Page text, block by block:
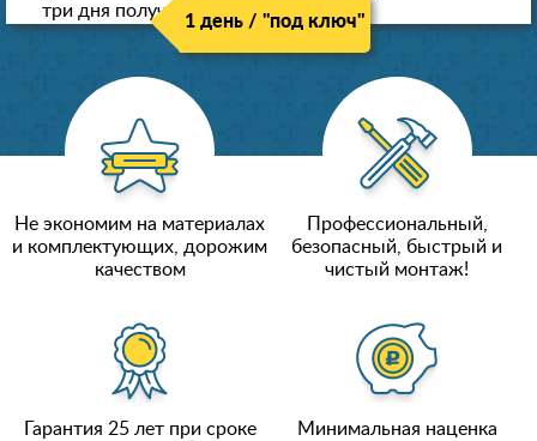
три дня получили новые потолки!
1 день / "под ключ"
Не экономим на материалах
и комплектующих, дорожим
качеством
Профессиональный,
безопасный, быстрый и
чистый монтаж!
Гарантия 25 лет при сроке
Минимальная наценка